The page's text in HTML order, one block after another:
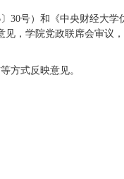
30号）和《中央财经大
见，学院党政联席会审议
方式反映意见。